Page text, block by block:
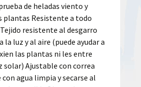
de heladas viento y
plantas Resistente a todo
resistente al desgarro
la luz y al aire (puede ayudar a
las plantas ni les entre
solar) Ajustable con correa
con agua limpia y secarse al